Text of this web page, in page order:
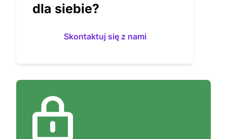
dla siebie?
Skontaktuj się z nami